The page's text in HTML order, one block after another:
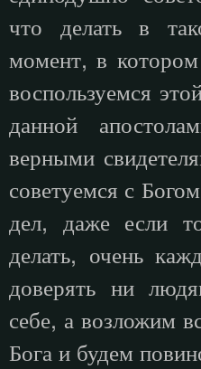
что делать в
момент, в
воспользуемся
данной
верными
советуемся с
дел, даже если
делать, очень
доверять ни
себе, а возложим
Бога и будем